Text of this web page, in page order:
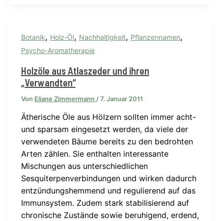
Botanik, Holz-Öl, Nachhaltigkeit, Pflanzennamen,
Psycho-Aromatherapie
Holzöle aus Atlaszeder und ihren
„Verwandten“
Von Eliane Zimmermann /7. Januar 2011
Ätherische Öle aus Hölzern sollten immer acht-
und sparsam eingesetzt werden, da viele der
verwendeten Bäume bereits zu den bedrohten
Arten zählen. Sie enthalten interessante
Mischungen aus unterschiedlichen
Sesquiterpenverbindungen und wirken dadurch
entzündungshemmend und regulierend auf das
Immunsystem. Zudem stark stabilisierend auf
chronische Zustände sowie beruhigend, erdend,